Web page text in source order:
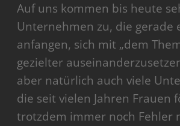
Auf uns kommen bis heute
Unternehmen zu, die gerade
anfangen, sich mit „dem
gezielter
aber natürlich auch viele
die seit vielen Jahren Frauen
trotzdem immer noch Fehler